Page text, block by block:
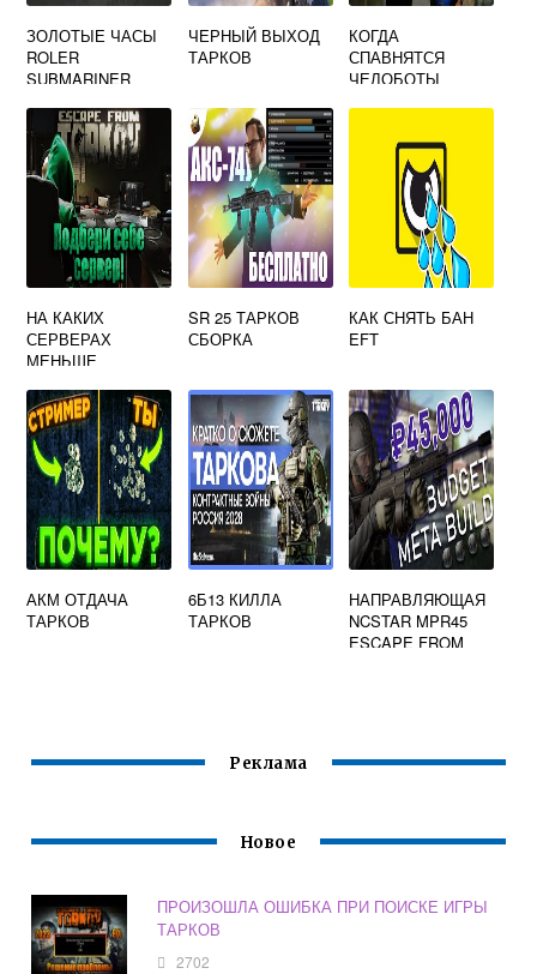
ЗОЛОТЫЕ ЧАСЫ
ROLER
SUBMARINER
TARKOV
ЧЕРНЫЙ ВЫХОД
ТАРКОВ
КОГДА
СПАВНЯТСЯ
ЧЕЛОБОТЫ
НА КАКИХ
СЕРВЕРАХ
МЕНЬШЕ
SR 25 ТАРКОВ
СБОРКА
КАК СНЯТЬ БАН
EFT
АКМ ОТДАЧА
ТАРКОВ
6Б13 КИЛЛА
ТАРКОВ
НАПРАВЛЯЮЩАЯ
NCSTAR MPR45
ESCAPE FROM
Реклама
Новое
ПРОИЗОШЛА ОШИБКА ПРИ ПОИСКЕ ИГРЫ
ТАРКОВ
2702